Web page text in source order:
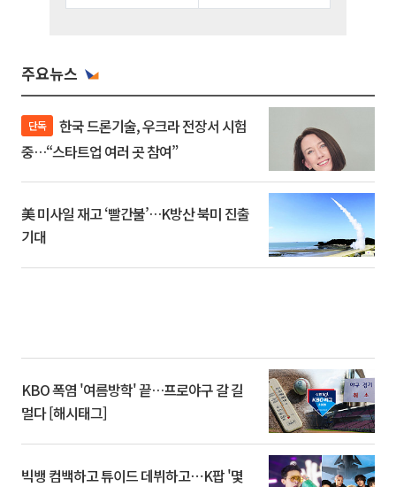
주요뉴스
단독
중…“스타트업 여러 곳 참여”
美 미사일 재고 ‘빨간불’…K방산 북미 진출
기대
KBO 폭염 '여름방학' 끝…프로야구 갈 길
멀다 [해시태그]
빅뱅 컴백하고 튜이드 데뷔하고⋯K팝 '몇